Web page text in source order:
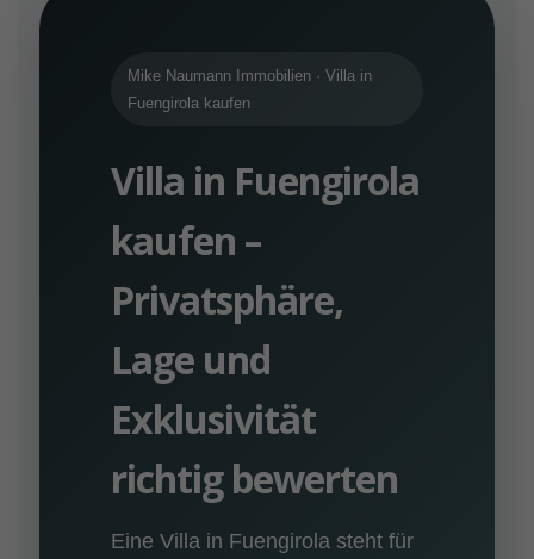
Mike Naumann Immobilien · Villa in
Fuengirola kaufen
Villa in Fuengirola
kaufen –
Privatsphäre,
Lage und
Exklusivität
richtig bewerten
Eine Villa in Fuengirola steht für